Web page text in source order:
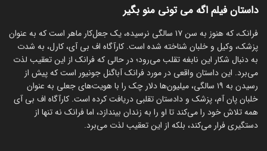
داستان فیلم اگه می تونی منو بگیر
فرانک، که هنوز به سن ۱۷ سالگی نرسیده، یک جعل‌کار ماهر است که به عنوان
پزشک، وکیل و خلبان شناخته شده است. کارآگاه اف بی آی، کارل، به شدت
به دنبال شکار این نابغه تقلب می‌رود؛ در حالی که فرانک از این تعقیب لذت
می‌برد. این داستان واقعی در مورد فرانک آباگنل جونیور است که پیش از
رسیدن به ۱۹ سالگی، میلیون‌ها دلار چک را با هویت‌های جعلی به عنوان
خلبان پان آم، پزشک و دادستان تقلبی دریافت کرده است. کارآگاه اف بی آی
همه تلاش خود را می‌کند تا او را به زندان بیندازد، اما فرانک نه تنها از
دستگیری فرار می‌کند، بلکه از این تعقیب لذت می‌برد.